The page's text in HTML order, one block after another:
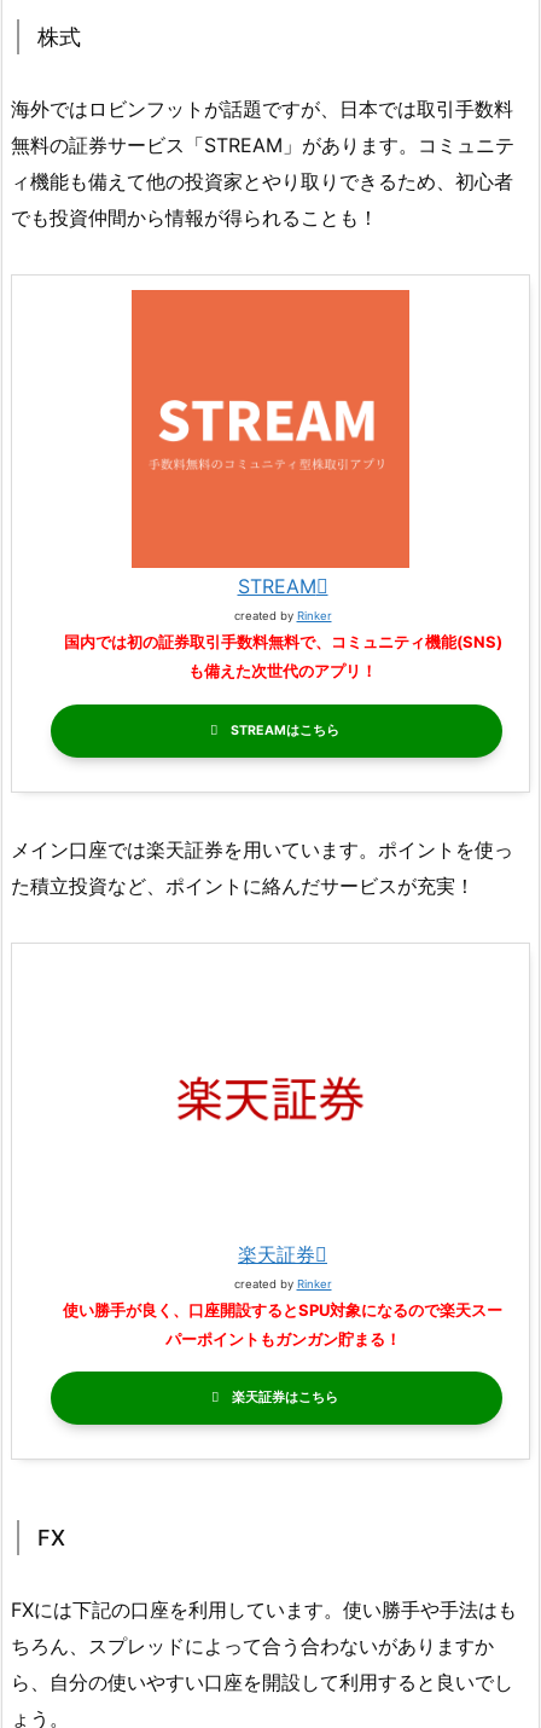
株式
海外ではロビンフットが話題ですが、日本では取引手数料
無料の証券サービス「STREAM」があります。コミュニテ
ィ機能も備えて他の投資家とやり取りできるため、初心者
でも投資仲間から情報が得られることも！
STREAM
created by Rinker
国内では初の証券取引手数料無料で、コミュニティ機能(SNS)
も備えた次世代のアプリ！
STREAM
メイン口座では楽天証券を用いています。ポイントを使っ
た積立投資など、ポイントに絡んだサービスが充実！
楽天証券
created by Rinker
使い勝手が良く、口座開設するとSPU対象になるので楽天スー
パーポイントもガンガン貯まる！
楽天証券
FX
FXには下記の口座を利用しています。使い勝手や手法はも
ちろん、スプレッドによって合う合わないがありますか
ら、自分の使いやすい口座を開設して利用すると良いでし
ょう。